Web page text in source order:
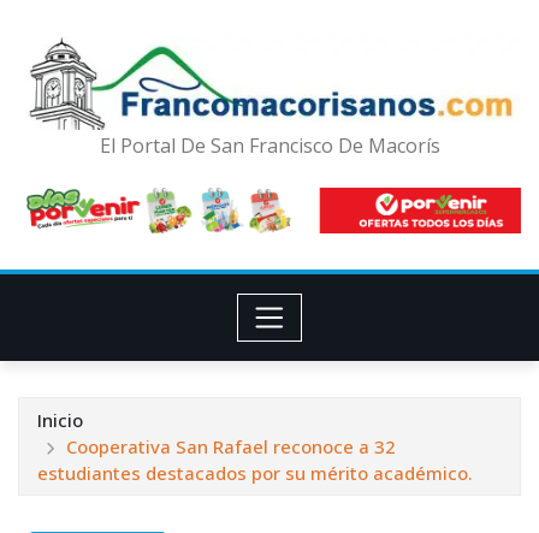
El Portal De San Francisco De Macorís
Inicio
Cooperativa San Rafael reconoce a 32
estudiantes destacados por su mérito académico.